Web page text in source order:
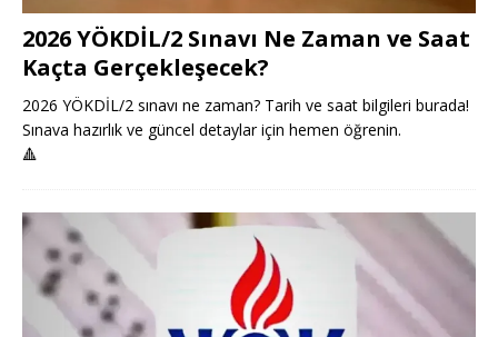
2026 YÖKDİL/2 Sınavı Ne Zaman ve Saat
Kaçta Gerçekleşecek?
2026 YÖKDİL/2 sınavı ne zaman? Tarih ve saat bilgileri burada!
Sınava hazırlık ve güncel detaylar için hemen öğrenin.
🔺